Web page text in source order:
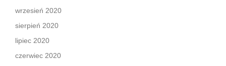
wrzesień 2020
sierpień 2020
lipiec 2020
czerwiec 2020